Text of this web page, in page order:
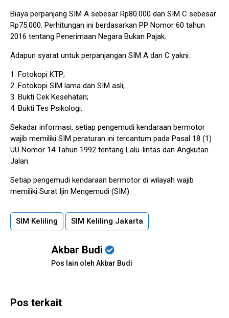
Biaya perpanjang SIM A sebesar Rp80.000 dan SIM C sebesar
Rp75.000. Perhitungan ini berdasarkan PP Nomor 60 tahun
2016 tentang Penerimaan Negara Bukan Pajak.
Adapun syarat untuk perpanjangan SIM A dan C yakni:
1. Fotokopi KTP;
2. Fotokopi SIM lama dan SIM asli;
3. Bukti Cek Kesehatan;
4. Bukti Tes Psikologi.
Sekadar informasi, setiap pengemudi kendaraan bermotor
wajib memiliki SIM peraturan ini tercantum pada Pasal 18 (1)
UU Nomor 14 Tahun 1992 tentang Lalu-lintas dan Angkutan
Jalan.
Setiap pengemudi kendaraan bermotor di wilayah wajib
memiliki Surat Ijin Mengemudi (SIM).
SIM Keliling SIM Keliling Jakarta
Akbar Budi
Pos lain oleh Akbar Budi
Pos terkait